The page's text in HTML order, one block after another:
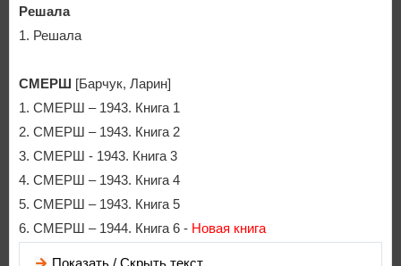
Решала
1. Решала
СМЕРШ [Барчук, Ларин]
1. СМЕРШ – 1943. Книга 1
2. СМЕРШ – 1943. Книга 2
3. СМЕРШ - 1943. Книга 3
4. СМЕРШ – 1943. Книга 4
5. СМЕРШ – 1943. Книга 5
6. СМЕРШ – 1944. Книга 6 - Новая книга
Показать / Скрыть текст